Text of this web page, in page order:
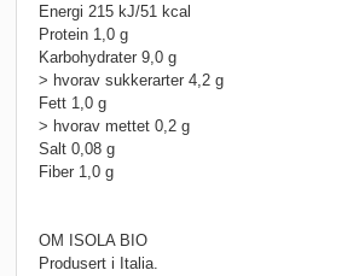
Energi 215 kJ/51 kcal
Protein 1,0 g
Karbohydrater 9,0 g
> hvorav sukkerarter 4,2 g
Fett 1,0 g
> hvorav mettet 0,2 g
Salt 0,08 g
Fiber 1,0 g
OM ISOLA BIO
Produsert i Italia.